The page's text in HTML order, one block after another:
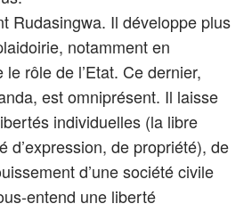
Rudasingwa. Il développe plus
notamment en
rôle de l’Etat. Ce dernier,
est omniprésent. Il laisse
individuelles (la libre
d’expression, de propriété), de
d’une société civile
entend une liberté